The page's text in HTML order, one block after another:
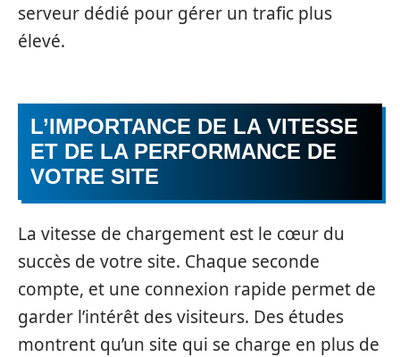
serveur dédié pour gérer un trafic plus
élevé.
L’IMPORTANCE DE LA VITESSE
ET DE LA PERFORMANCE DE
VOTRE SITE
La vitesse de chargement est le cœur du
succès de votre site. Chaque seconde
compte, et une connexion rapide permet de
garder l’intérêt des visiteurs. Des études
montrent qu’un site qui se charge en plus de